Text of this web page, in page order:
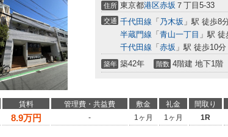
住所 東京都港区赤坂 ７丁目5-33
交通 千代田線 「 乃木坂 」駅 徒歩8
半蔵門線 「 青山一丁目 」駅 徒
千代田線 「 赤坂 」駅 徒歩10分
築年 築42年 階数 4階建 地下1階
賃料 管理費・共益費 敷金 礼金 間取り
8.9万円 - 1ヶ月 1ヶ月 1R